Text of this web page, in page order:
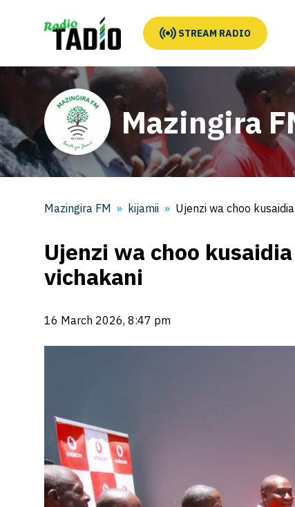
STREAM RADIO
Mazingira
Mazingira FM kijamii Ujenzi wa choo
Ujenzi wa choo
vichakani
16 March 2026, 8:47 pm